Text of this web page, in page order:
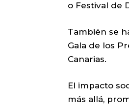
o Festival de
También se
Gala de los
Canarias.
El impacto
más allá,